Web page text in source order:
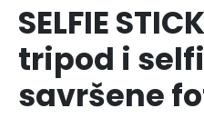
SELFIE
tripod i
savršene